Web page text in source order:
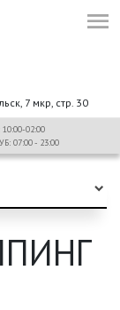
7 мкр, стр. 30
02:00
07:00 - 23:00